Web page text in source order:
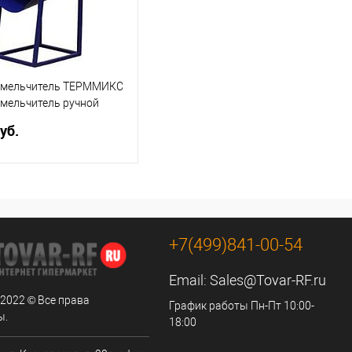
ТЕРММИКС
ручной
1 клик
© Все права
+7(499)841-00-54
Email: Sales@Tovar-RF.ru
График работы Пн-Пт 10:00-
18:00